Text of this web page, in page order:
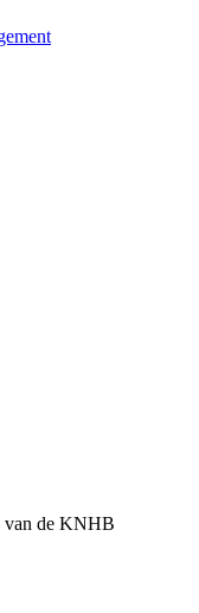
van de KNHB